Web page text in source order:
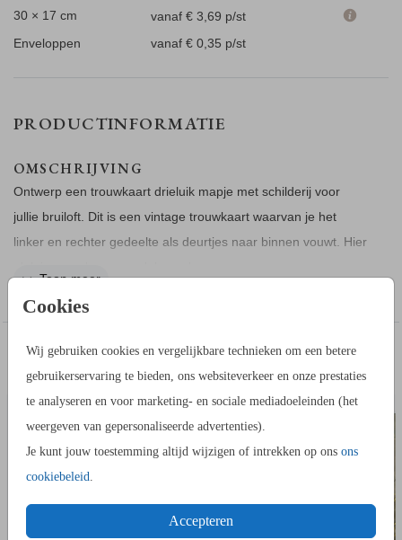
Cookies
Wij gebruiken cookies en vergelijkbare technieken om een betere
gebruikerservaring te bieden, ons websiteverkeer en onze prestaties
te analyseren en voor marketing- en sociale mediadoeleinden (het
weergeven van gepersonaliseerde advertenties).
Je kunt jouw toestemming altijd wijzigen of intrekken op ons ons
cookiebeleid.
Accepteren
30 × 17 cm
vanaf € 3,69 p/st
Enveloppen
vanaf € 0,35 p/st
PRODUCTINFORMATIE
OMSCHRIJVING
Ontwerp een trouwkaart drieluik mapje met schilderij voor
jullie bruiloft. Dit is een vintage trouwkaart waarvan je het
linker en rechter gedeelte als deurtjes naar binnen vouwt. Hier
COLLECTIE
DRIELUIK ONTWERPEN
Bij het ontwerpen van een drieluik trouwkaart is het belangrijk
om met een paar dingen rekening te houden:
Ontwerp niet te dicht op de vouwlijnen:houd teksten
ruim bij de vouwlijn vandaan. En er is een risico voor het
plaatsen van foto’s, kleurvlakken, etc. precies op de
vouwlijnen. We kunnen niet garanderen dat deze precies
Toon meer
IN DEZELFDE STIJL KUN JE DIT OOK
BESTELLEN